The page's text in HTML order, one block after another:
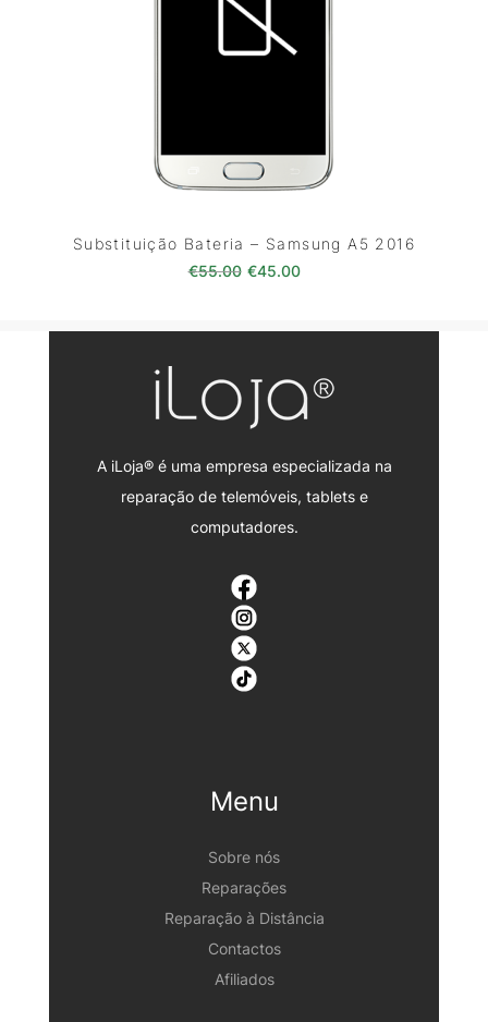
Substituição Bateria – Samsung A5 2016
€55.00 O preço original era: €55.00.
€45.00O preço atual é:
A iLoja® é uma empresa especializada na
reparação de telemóveis, tablets e
computadores.
Menu
Sobre nós
Reparações
Reparação à Distância
Contactos
Afiliados